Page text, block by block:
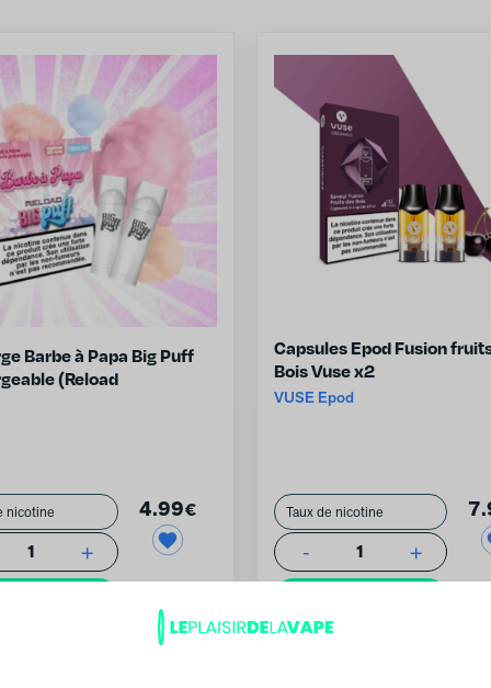
Barbe à Papa Big Puff
(Reload
1 +
4.99€
Capsules Epod Fusion
Bois Vuse x2
VUSE Epod
- 1 +